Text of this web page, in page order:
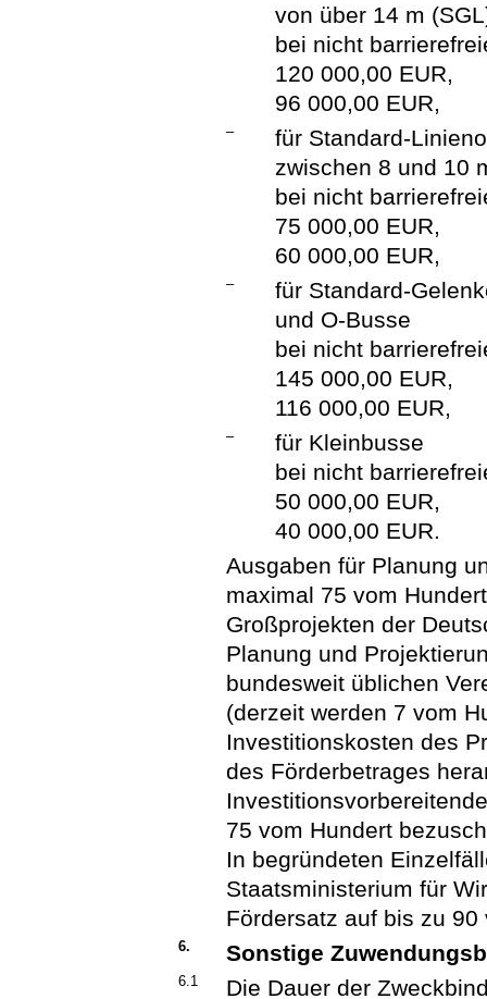
von über 14 m
bei nicht
120 000,00 EUR,
96 000,00 EUR,
–
für Standard-
zwischen 8 und 10
bei nicht
75 000,00 EUR,
60 000,00 EUR,
–
für Standard-
und O-Busse
bei nicht
145 000,00 EUR,
116 000,00 EUR,
–
für Kleinbusse
bei nicht
50 000,00 EUR,
40 000,00 EUR.
Ausgaben für Planung
maximal 75 vom
Großprojekten der
Planung und
bundesweit üblichen
(derzeit werden 7 vom
Investitionskosten des
des Förderbetrages
75 vom Hundert
In begründeten
Staatsministerium für
Fördersatz auf bis zu
6. Sonstige
6.1
Die Dauer der